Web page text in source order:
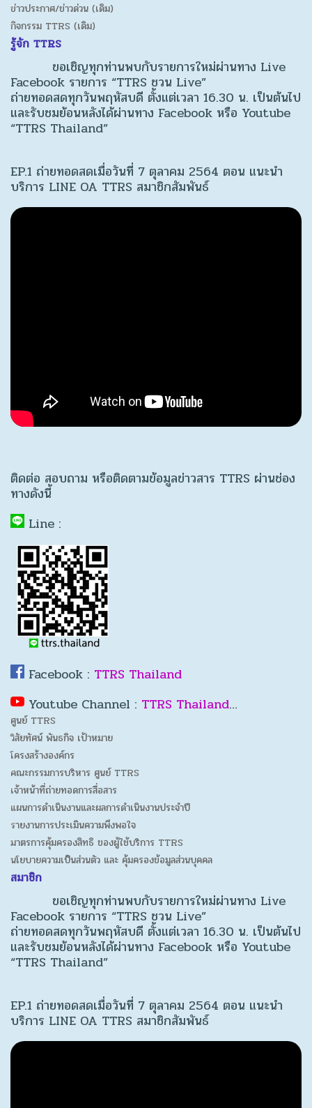
ข่าวประกาศ/ข่าวด่วน (เดิม)
กิจกรรม TTRS (เดิม)
รู้จัก TTRS
ขอเชิญทุกท่านพบกับรายการใหม่ผ่านทาง Live
Facebook รายการ “TTRS ชวน Live”
ถ่ายทอดสดทุกวันพฤหัสบดี ตั้งแต่เวลา 16.30 น. เป็นต้นไป
และรับชมย้อนหลังได้ผ่านทาง Facebook หรือ Youtube
“TTRS Thailand”
EP.1 ถ่ายทอดสดเมื่อวันที่ 7 ตุลาคม 2564 ตอน แนะนำ
บริการ LINE OA TTRS สมาชิกสัมพันธ์
ติดต่อ สอบถาม หรือติดตามข้อมูลข่าวสาร TTRS ผ่านช่อง
ทางดังนี้
Line :
Facebook : TTRS Thailand
Youtube Channel : TTRS Thailand…
ศูนย์ TTRS
วิสัยทัศน์ พันธกิจ เป้าหมาย
โครงสร้างองค์กร
คณะกรรมการบริหาร ศูนย์ TTRS
เจ้าหน้าที่ถ่ายทอดการสื่อสาร
แผนการดำเนินงานและผลการดำเนินงานประจำปี
รายงานการประเมินความพึงพอใจ
มาตรการคุ้มครองสิทธิ ของผู้ใช้บริการ TTRS
นโยบายความเป็นส่วนตัว และ คุ้มครองข้อมูลส่วนบุคคล
สมาชิก
ขอเชิญทุกท่านพบกับรายการใหม่ผ่านทาง Live
Facebook รายการ “TTRS ชวน Live”
ถ่ายทอดสดทุกวันพฤหัสบดี ตั้งแต่เวลา 16.30 น. เป็นต้นไป
และรับชมย้อนหลังได้ผ่านทาง Facebook หรือ Youtube
“TTRS Thailand”
EP.1 ถ่ายทอดสดเมื่อวันที่ 7 ตุลาคม 2564 ตอน แนะนำ
บริการ LINE OA TTRS สมาชิกสัมพันธ์